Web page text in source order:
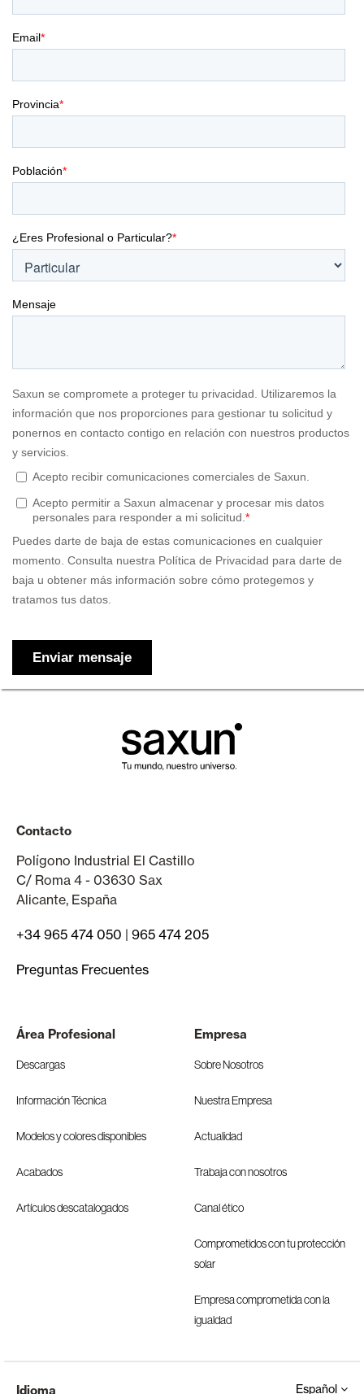
Contacto
Polígono Industrial El Castillo
C/ Roma 4 - 03630 Sax
Alicante, España
+34 965 474 050 | 965 474 205
Preguntas Frecuentes
Área Profesional
Descargas
Información Técnica
Modelos y colores disponibles
Acabados
Artículos descatalogados
Empresa
Sobre Nosotros
Nuestra Empresa
Actualidad
Trabaja con nosotros
Canal ético
Comprometidos con tu protección
solar
Empresa comprometida con la
igualdad
Idioma Español